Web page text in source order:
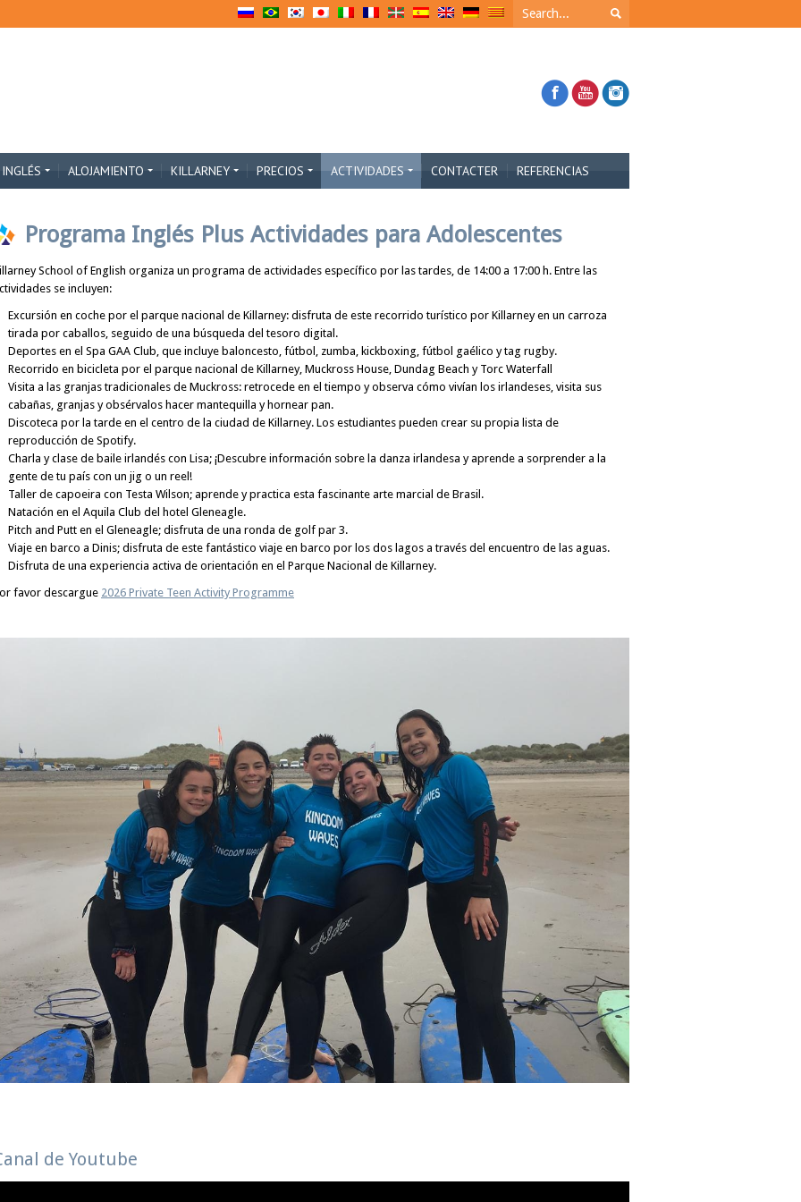
ALOJAMIENTO KILLARNEY PRECIOS ACTIVIDADES CONTACTER REFERENCIAS
Programa Inglés Plus Actividades para Adolescentes
School of English organiza un programa de actividades específico por las tardes, de 14:00 a 17:00 h. Entre las
se incluyen:
Excursión en coche por el parque nacional de Killarney: disfruta de este recorrido turístico por Killarney en un carroza
tirada por caballos, seguido de una búsqueda del tesoro digital.
Deportes en el Spa GAA Club, que incluye baloncesto, fútbol, ​​zumba, kickboxing, fútbol gaélico y tag rugby.
Recorrido en bicicleta por el parque nacional de Killarney, Muckross House, Dundag Beach y Torc Waterfall
Visita a las granjas tradicionales de Muckross: retrocede en el tiempo y observa cómo vivían los irlandeses, visita sus
cabañas, granjas y obsérvalos hacer mantequilla y hornear pan.
Discoteca por la tarde en el centro de la ciudad de Killarney. Los estudiantes pueden crear su propia lista de
reproducción de Spotify.
Charla y clase de baile irlandés con Lisa; ¡Descubre información sobre la danza irlandesa y aprende a sorprender a la
gente de tu país con un jig o un reel!
Taller de capoeira con Testa Wilson; aprende y practica esta fascinante arte marcial de Brasil.
Natación en el Aquila Club del hotel Gleneagle.
Pitch and Putt en el Gleneagle; disfruta de una ronda de golf par 3.
Viaje en barco a Dinis; disfruta de este fantástico viaje en barco por los dos lagos a través del encuentro de las aguas.
Disfruta de una experiencia activa de orientación en el Parque Nacional de Killarney.
favor descargue 2026 Private Teen Activity Programme
de Youtube